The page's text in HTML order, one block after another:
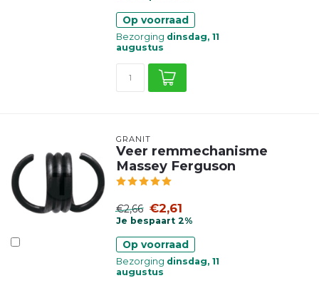
Op voorraad
Bezorging dinsdag, 11
augustus
GRANIT
Veer remmechanisme
Massey Ferguson
€2,66 €2,61
Je bespaart 2%
Op voorraad
Bezorging dinsdag, 11
augustus